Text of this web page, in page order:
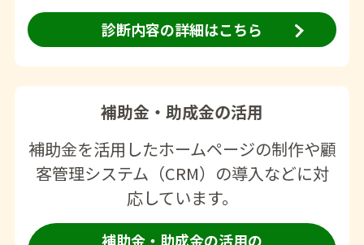
診断内容の詳細はこちら
補助金・助成金の活用
補助金を活用したホームページの制作や顧
客管理システム（CRM）の導入などに対
応しています。
補助金・助成金の活用の